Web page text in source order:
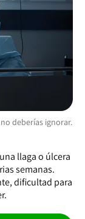
deberías ignorar.
llaga o úlcera
semanas.
dificultad para